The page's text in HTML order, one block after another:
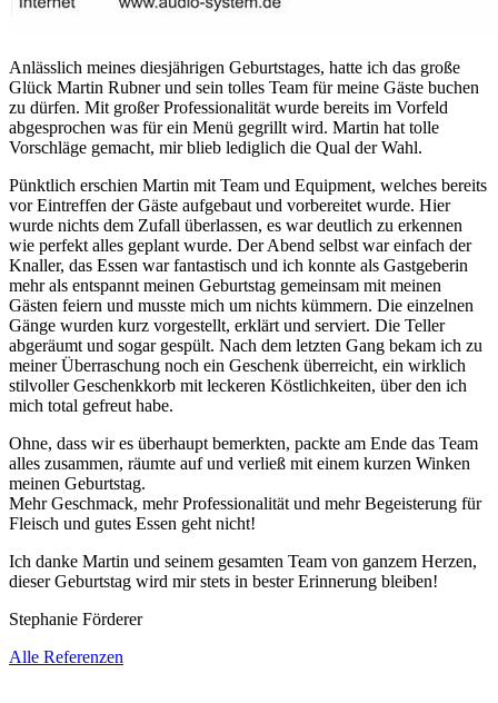
Anlässlich meines diesjährigen Geburtstages, hatte ich das große
Glück Martin Rubner und sein tolles Team für meine Gäste buchen
zu dürfen. Mit großer Professionalität wurde bereits im Vorfeld
abgesprochen was für ein Menü gegrillt wird. Martin hat tolle
Vorschläge gemacht, mir blieb lediglich die Qual der Wahl.
Pünktlich erschien Martin mit Team und Equipment, welches bereits
vor Eintreffen der Gäste aufgebaut und vorbereitet wurde. Hier
wurde nichts dem Zufall überlassen, es war deutlich zu erkennen
wie perfekt alles geplant wurde. Der Abend selbst war einfach der
Knaller, das Essen war fantastisch und ich konnte als Gastgeberin
mehr als entspannt meinen Geburtstag gemeinsam mit meinen
Gästen feiern und musste mich um nichts kümmern. Die einzelnen
Gänge wurden kurz vorgestellt, erklärt und serviert. Die Teller
abgeräumt und sogar gespült. Nach dem letzten Gang bekam ich zu
meiner Überraschung noch ein Geschenk überreicht, ein wirklich
stilvoller Geschenkkorb mit leckeren Köstlichkeiten, über den ich
mich total gefreut habe.
Ohne, dass wir es überhaupt bemerkten, packte am Ende das Team
alles zusammen, räumte auf und verließ mit einem kurzen Winken
meinen Geburtstag.
Mehr Geschmack, mehr Professionalität und mehr Begeisterung für
Fleisch und gutes Essen geht nicht!
Ich danke Martin und seinem gesamten Team von ganzem Herzen,
dieser Geburtstag wird mir stets in bester Erinnerung bleiben!
Stephanie Förderer
Alle Referenzen